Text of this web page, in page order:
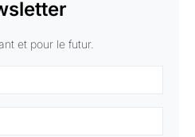
et pour le futur.